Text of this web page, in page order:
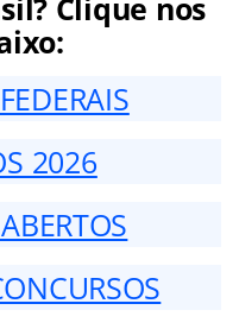
Clique nos
2026